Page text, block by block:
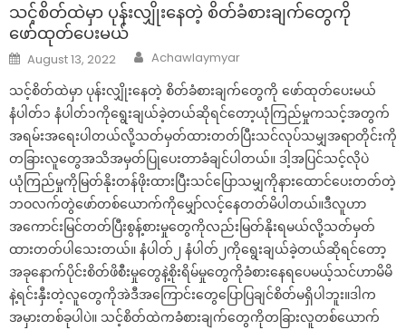
သင့်စိတ်ထဲမှာ ပုန်းလျှိုးနေတဲ့ စိတ်ခံစားချက်တွေကို
ဖော်ထုတ်ပေးမယ်
Posted
on
August 13, 2022 Author
Achawlaymyar
သင့်စိတ်ထဲမှာ ပုန်းလျှိုးနေတဲ့ စိတ်ခံစားချက်တွေကို ဖော်ထုတ်ပေးမယ်
နံပါတ်၁ နံပါတ်၁ကိုရွေးချယ်ခဲ့တယ်ဆိုရင်တော့ယုံကြည်မှုကသင့်အတွက်
အရမ်းအရေးပါတယ်လို့သတ်မှတ်ထားတတ်ပြီးသင်လုပ်သမျှအရာတိုင်းကို
တခြားလူတွေအသိအမှတ်ပြုပေးတာခံချင်ပါတယ်။ ဒါ့အပြင်သင့်လိုပဲ
ယုံကြည်မှုကိုမြတ်နိုးတန်ဖိုးထားပြီးသင်ပြောသမျှကိုနားထောင်ပေးတတ်တဲ့
ဘဝလက်တွဲဖော်တစ်ယောက်ကိုမျှော်လင့်နေတတ်မိပါတယ်။ဒီလူဟာ
အကောင်းမြင်တတ်ပြီးစွန့်စားမှုတွေကိုလည်းမြတ်နိုးရမယ်လို့သတ်မှတ်
ထားတတ်ပါသေးတယ်။ နံပါတ်၂ နံပါတ်၂ကိုရွေးချယ်ခဲ့တယ်ဆိုရင်တော့
အခုနောက်ပိုင်းစိတ်ဖိစီးမှုတွေနဲ့စိုးရိမ်မှုတွေကိုခံစားနေရပေမယ့်သင်ဟာမိမိ
နဲ့ရင်းနှီးတဲ့လူတွေကိုအဲဒီအကြောင်းတွေပြောပြချင်စိတ်မရှိပါဘူး။ဒါက
အမှားတစ်ခုပါပဲ။ သင့်စိတ်ထဲကခံစားချက်တွေကိုတခြားလူတစ်ယောက်